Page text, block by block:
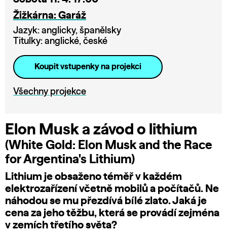
Žižkárna: Garáž
Jazyk: anglicky, španělsky
Titulky: anglické, české
Koupit vstupenky na projekci
Všechny projekce
Elon Musk a závod o lithium
(White Gold: Elon Musk and the Race
for Argentina's Lithium)
Lithium je obsaženo téměř v každém
elektrozařízení včetně mobilů a počítačů. Ne
náhodou se mu přezdívá bílé zlato. Jaká je
cena za jeho těžbu, která se provádí zejména
v zemích třetího světa?